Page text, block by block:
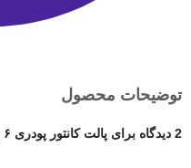
توضیحات محصول
2 دیدگاه برای پالت کانتور پودری ۶ رنگ آلیس